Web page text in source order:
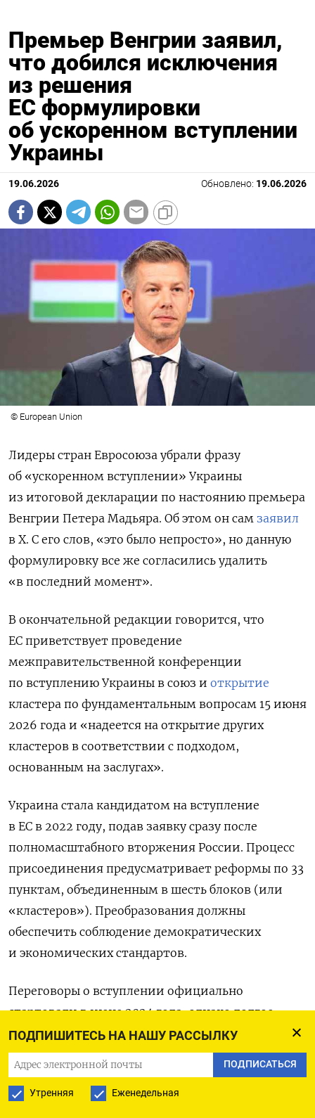
ПОДПИШИТЕСЬ НА НАШУ РАССЫЛКУ
ПОДПИСАТЬСЯ
Утренняя Еженедельная
Премьер Венгрии заявил,
что добился исключения
из решения
ЕС формулировки
об ускоренном вступлении
Украины
19.06.2026 Обновлено: 19.06.2026
© European Union
Лидеры стран Евросоюза убрали фразу
об «ускоренном вступлении» Украины
из итоговой декларации по настоянию премьера
Венгрии Петера Мадьяра. Об этом он сам заявил
в X. С его слов, «это было непросто», но данную
формулировку все же согласились удалить
«в последний момент».
В окончательной редакции говорится, что
ЕС приветствует проведение
межправительственной конференции
по вступлению Украины в союз и открытие
кластера по фундаментальным вопросам 15 июня
2026 года и «надеется на открытие других
кластеров в соответствии с подходом,
основанным на заслугах».
Украина стала кандидатом на вступление
в ЕС в 2022 году, подав заявку сразу после
полномасштабного вторжения России. Процесс
присоединения предусматривает реформы по 33
пунктам, объединенным в шесть блоков (или
«кластеров»). Преобразования должны
обеспечить соблюдение демократических
и экономических стандартов.
Переговоры о вступлении официально
стартовали в июне 2024 года, однако долгое
время блокировались Будапештом. Ситуация
сдвинулась после прихода к власти Мадьяра: тот
согласился снять вето взамен на обещание
Украины расширить права проживающего